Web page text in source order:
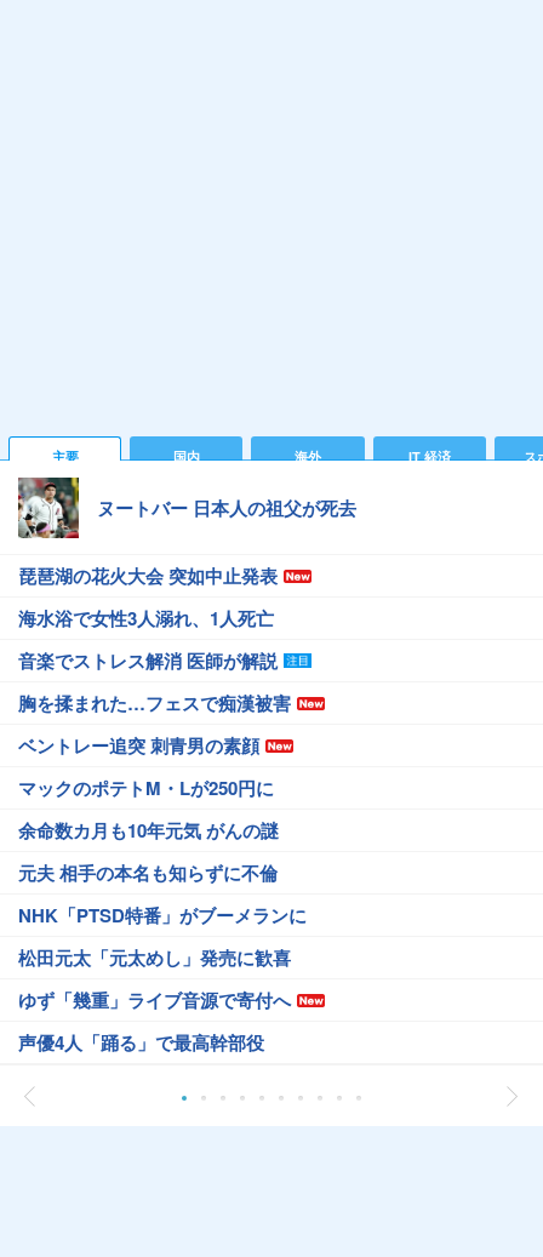
主要 国内 海外 IT 経済 ス
ヌートバー 日本人の祖父が死去
琵琶湖の花火大会 突如中止発表
海水浴で女性3人溺れ、1人死亡
音楽でストレス解消 医師が解説
胸を揉まれた…フェスで痴漢被害
ベントレー追突 刺青男の素顔
マックのポテトM・Lが250円に
余命数カ月も10年元気 がんの謎
元夫 相手の本名も知らずに不倫
NHK「PTSD特番」がブーメランに
松田元太「元太めし」発売に歓喜
ゆず「幾重」ライブ音源で寄付へ
声優4人「踊る」で最高幹部役